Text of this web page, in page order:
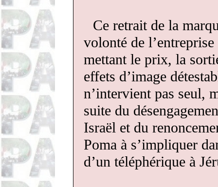
Ce retrait de la
volonté de
mettant le prix, la
effets d’image
n’intervient pas seul,
suite du
Israël et du
Poma à s’impliquer
d’un téléphérique à